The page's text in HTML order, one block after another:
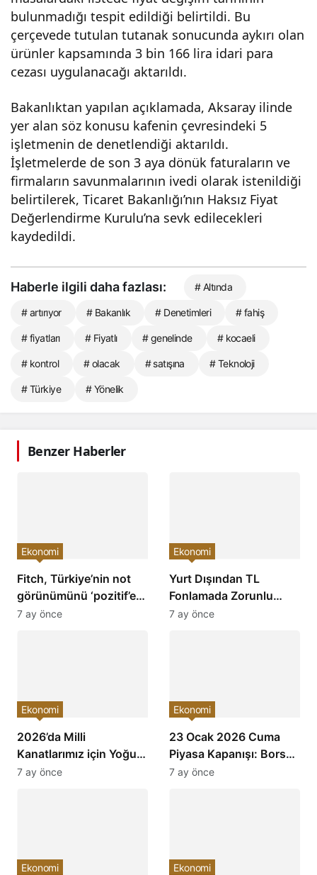
bulunmadığı tespit edildiği belirtildi. Bu
çerçevede tutulan tutanak sonucunda aykırı olan
ürünler kapsamında 3 bin 166 lira idari para
cezası uygulanacağı aktarıldı.
Bakanlıktan yapılan açıklamada, Aksaray ilinde
yer alan söz konusu kafenin çevresindeki 5
işletmenin de denetlendiği aktarıldı.
İşletmelerde de son 3 aya dönük faturaların ve
firmaların savunmalarının ivedi olarak istenildiği
belirtilerek, Ticaret Bakanlığı’nın Haksız Fiyat
Değerlendirme Kurulu’na sevk edilecekleri
kaydedildi.
Haberle ilgili daha fazlası: # Altında
# artırıyor # Bakanlık # Denetimleri # fahiş
# fiyatları # Fiyatlı # genelinde # kocaeli
# kontrol # olacak # satışına # Teknoloji
# Türkiye # Yönelik
Benzer Haberler
Fitch, Türkiye’nin not
görünümünü ‘pozitif’e
çevirdi ve yatırımcıların
Ekonomi
7 ay önce
Yurt Dışından TL
Fonlamada Zorunlu
Karşılık Oranları
Ekonomi
7 ay önce
2026’da Milli
Kanatlarımız için Yoğun
Mesai: Türkiye’nin
Ekonomi
7 ay önce
23 Ocak 2026 Cuma
Piyasa Kapanışı: Borsa,
Dolar, Altın ve Kripto
Ekonomi
7 ay önce
Ekonomi Ekonomi